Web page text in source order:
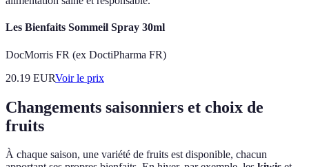
Les Bienfaits Sommeil Spray 30ml
DocMorris FR (ex DoctiPharma FR)
20.19 EURVoir le prix
Changements saisonniers et choix de
fruits
À chaque saison, une variété de fruits est disponible, chacun